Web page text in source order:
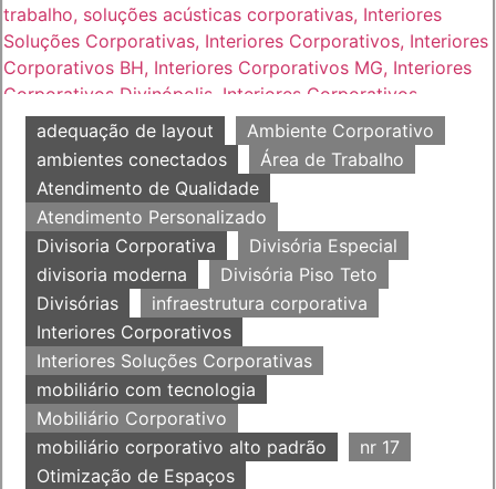
adequação de layout
Ambiente Corporativo
ambientes conectados
Área de Trabalho
Atendimento de Qualidade
Atendimento Personalizado
Divisoria Corporativa
Divisória Especial
divisoria moderna
Divisória Piso Teto
Divisórias
infraestrutura corporativa
Interiores Corporativos
Interiores Soluções Corporativas
mobiliário com tecnologia
Mobiliário Corporativo
mobiliário corporativo alto padrão
nr 17
Otimização de Espaços